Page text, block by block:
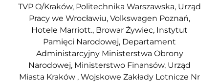
TVP O/Kraków, Politechnika Warszawska, Urząd
Pracy we Wrocławiu, Volkswagen Poznań,
Hotele Marriott., Browar Żywiec, Instytut
Pamięci Narodowej, Departament
Administarcyjny Ministerstwa Obrony
Narodowej, Ministerstwo Finansów, Urząd
Miasta Kraków , Wojskowe Zakłady Lotnicze Nr